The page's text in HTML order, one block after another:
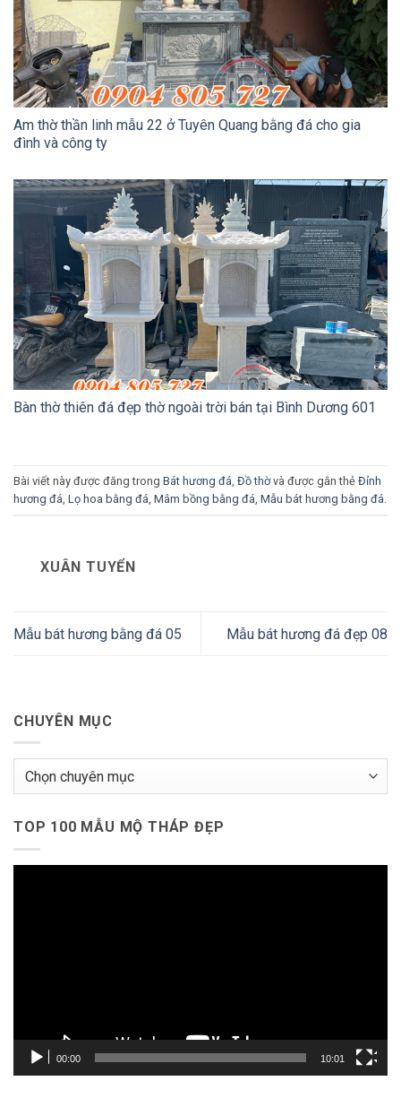
Am thờ thần linh mẫu 22 ở Tuyên Quang bằng đá cho gia
đình và công ty
Bàn thờ thiên đá đẹp thờ ngoài trời bán tại Bình Dương 601
Bài viết này được đăng trong Bát hương đá Đồ thờvà được gắn thẻ Đỉnh
hương đá Lọ hoa bằng đá Mâm bồng bằng đá Mẫu bát hương bằng đá
XUÂN TUYỂN
Mẫu bát hương bằng đá 05 Mẫu bát hương đá đẹp 08
CHUYÊN MỤC
Chuyên
TOP 100 MẪU MỘ THÁP ĐẸP
00:00 10:01